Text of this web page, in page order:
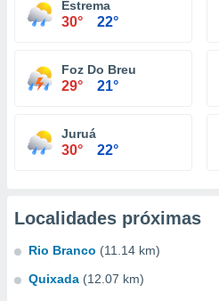
Estrema
30° 22°
Foz Do Breu
29° 21°
Juruá
30° 22°
Localidades próximas
Rio Branco (11.14 km)
Quixada (12.07 km)